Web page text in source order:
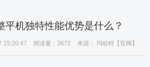
平机独特性能优势是什么？
15:20:47 阅读量：2672 来源： 玛哈特【官网】